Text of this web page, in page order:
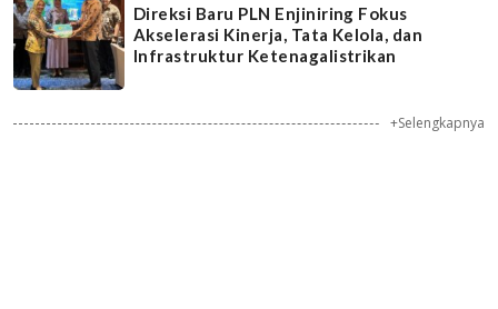
Direksi Baru PLN Enjiniring Fokus
Akselerasi Kinerja, Tata Kelola, dan
Infrastruktur Ketenagalistrikan
+Selengkapnya